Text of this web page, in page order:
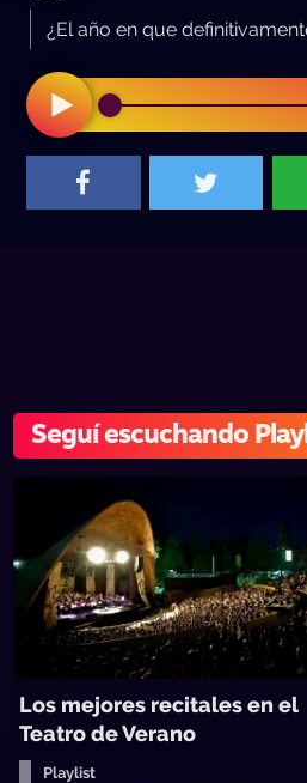
¿El año en que
Seguí escuchando
Los mejores recitales en el
Teatro de Verano
Playlist